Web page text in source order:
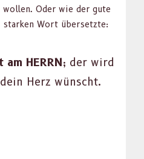
Oder wie der gute
Wort über­set­zte:
am HERRN; der wird
Herz wün­scht.